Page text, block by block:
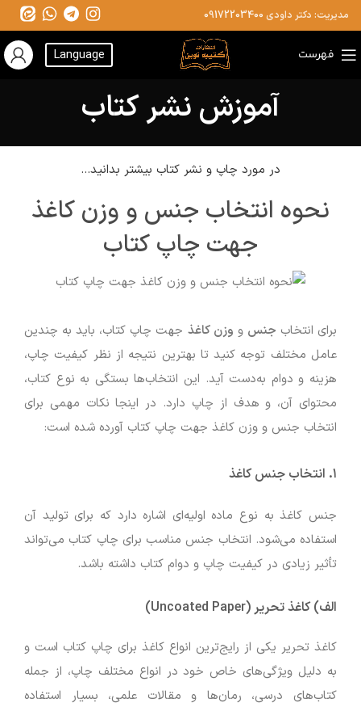
مدیریت: دکتر داودی 09172203400
فهرست Language
آموزش نشر کتاب
در مورد چاپ و نشر کتاب بیشتر بدانید...
نحوه انتخاب جنس و وزن کاغذ
جهت چاپ کتاب
برای انتخاب جنس و وزن کاغذ جهت چاپ کتاب، باید به چندین
عامل مختلف توجه کنید تا بهترین نتیجه از نظر کیفیت چاپ،
هزینه و دوام به‌دست آید. این انتخاب‌ها بستگی به نوع کتاب،
محتوای آن، و هدف از چاپ دارد. در اینجا نکات مهمی برای
انتخاب جنس و وزن کاغذ جهت چاپ کتاب آورده شده است:
۱. انتخاب جنس کاغذ
جنس کاغذ به نوع ماده اولیه‌ای اشاره دارد که برای تولید آن
استفاده می‌شود. انتخاب جنس مناسب برای چاپ کتاب می‌تواند
تأثیر زیادی در کیفیت چاپ و دوام کتاب داشته باشد.
الف)کاغذ تحریر (Uncoated Paper)
کاغذ تحریر یکی از رایج‌ترین انواع کاغذ برای چاپ کتاب است و
به دلیل ویژگی‌های خاص خود در انواع مختلف چاپ، از جمله
کتاب‌های درسی، رمان‌ها و مقالات علمی، بسیار استفاده